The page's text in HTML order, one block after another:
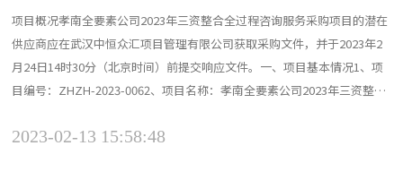
项目概况孝南全要素公司2023年三资整合全过程咨询服务采购项目的潜在
供应商应在武汉中恒众汇项目管理有限公司获取采购文件，并于2023年2
月24日14时30分（北京时间）前提交响应文件。一、项目基本情况1、项
目编号：ZHZH-2023-0062、项目名称：孝南全要素公司2023年三资整合
入资金，预估注入金额约15亿元5、最高限价：2.8万元/每亿注入资金，预
2023-02-13 15:58:48